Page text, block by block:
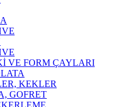
VE FORM ÇAYLARI
KEKLER
GOFRET